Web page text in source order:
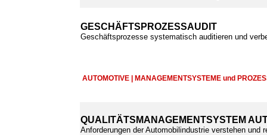
GESCHÄFTSPROZESSAUDIT
Geschäftsprozesse systematisch auditieren und
AUTOMOTIVE | MANAGEMENTSYSTEME und
QUALITÄTSMANAGEMENTSYSTEM
Anforderungen der Automobilindustrie verstehen und